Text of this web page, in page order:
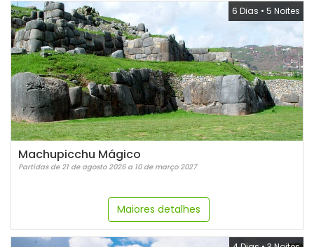
6 Dias • 5 Noites
Machupicchu Mágico
Partidas de 21 de agosto 2026 a 10 de março 2027
Maiores detalhes